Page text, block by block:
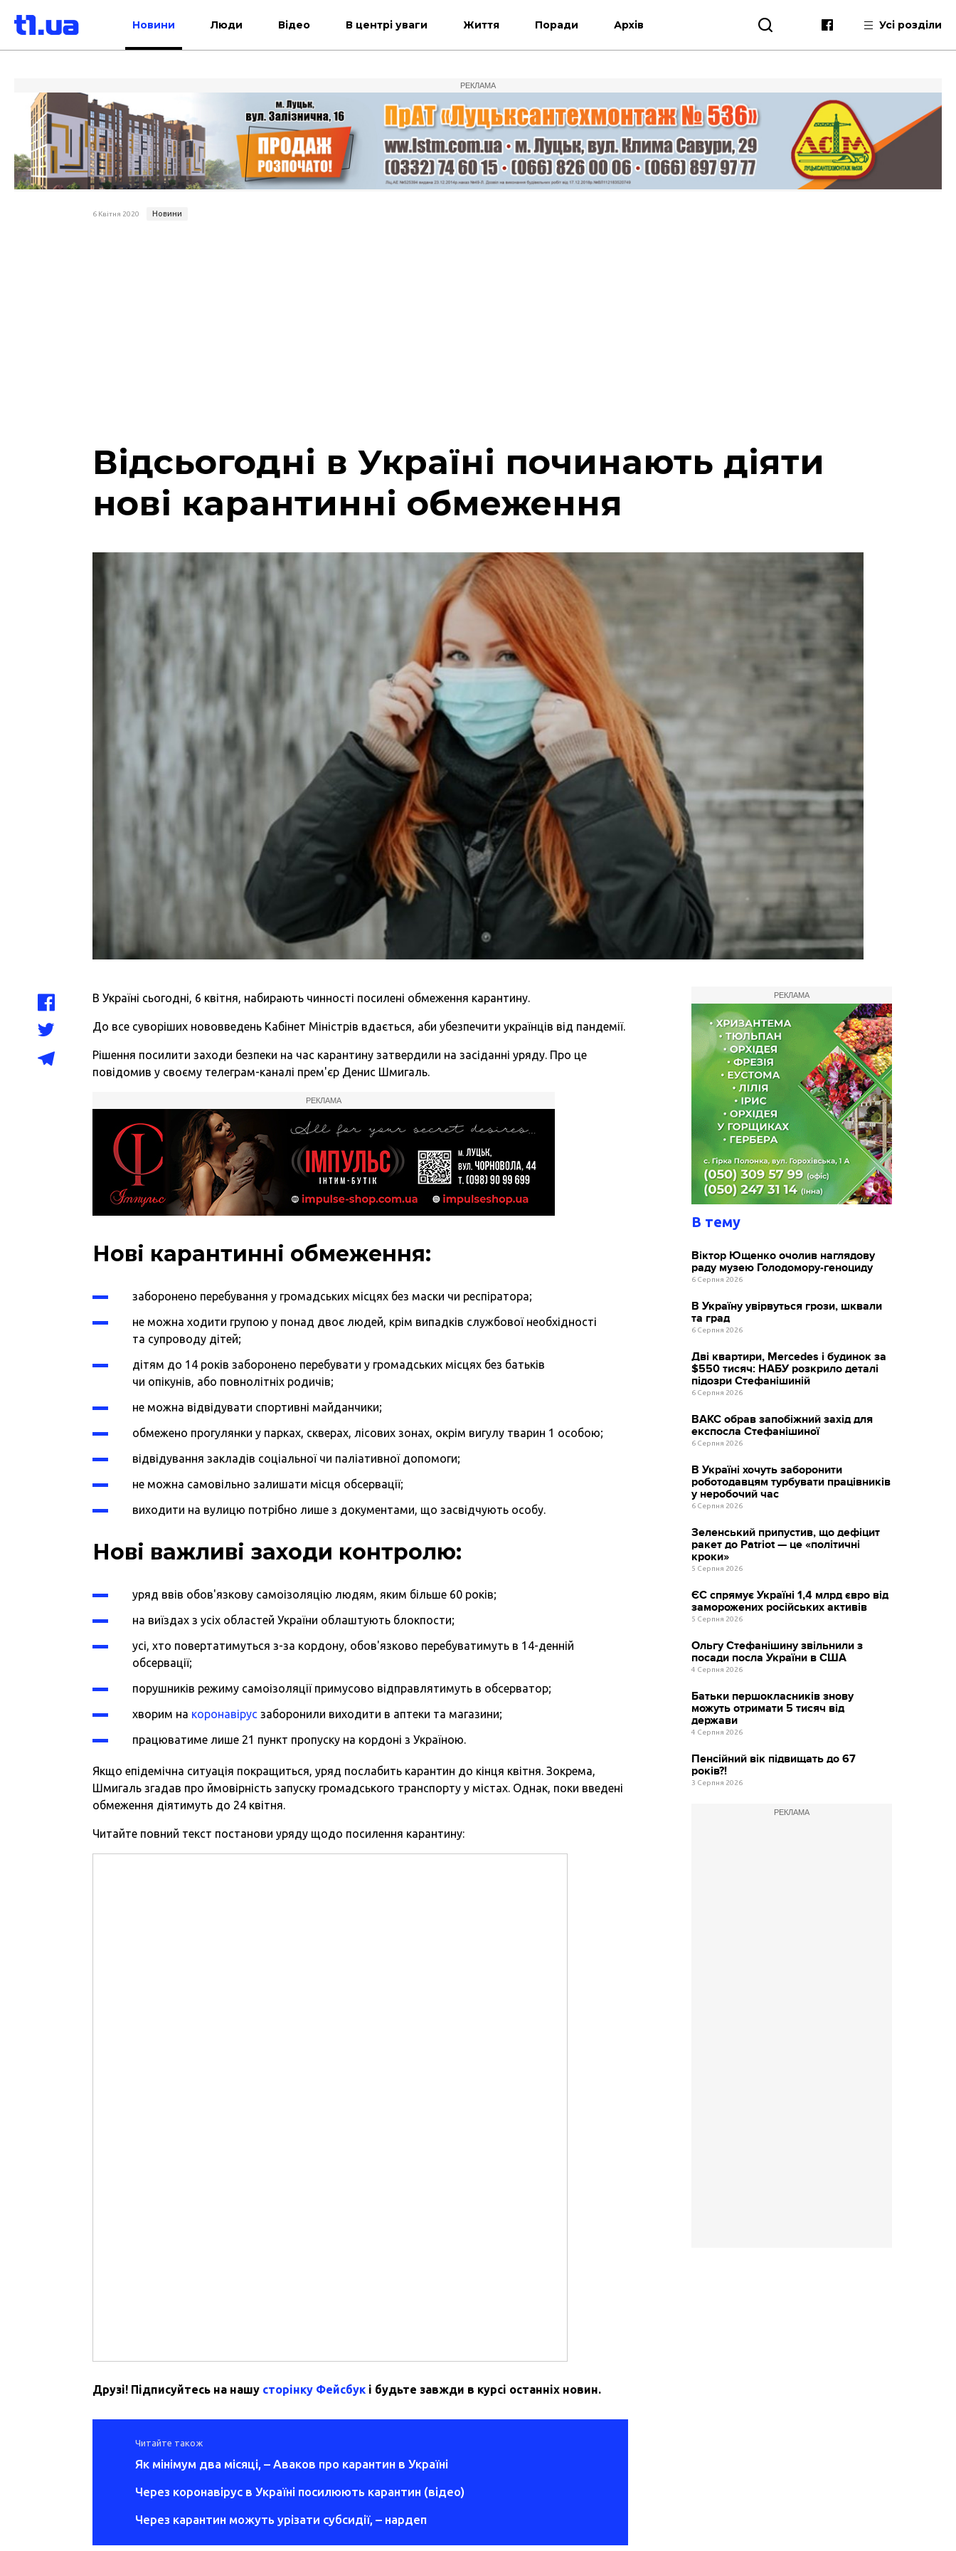
Новини Люди Відео В центрі уваги Життя Поради Архів Усі розділи
РЕКЛАМА
6 Квітня 2020 Новини
Відсьогодні в Україні починають діяти
нові карантинні обмеження
В Україні сьогодні, 6 квітня, набирають чинності посилені обмеження карантину.
До все суворіших нововведень Кабінет Міністрів вдається, аби убезпечити українців від пандемії.
Рішення посилити заходи безпеки на час карантину затвердили на засіданні уряду. Про це
повідомив у своєму телеграм-каналі прем'єр Денис Шмигаль.
РЕКЛАМА
Нові карантинні обмеження:
заборонено перебування у громадських місцях без маски чи респіратора;
не можна ходити групою у понад двоє людей, крім випадків службової необхідності
та супроводу дітей;
дітям до 14 років заборонено перебувати у громадських місцях без батьків
чи опікунів, або повнолітніх родичів;
не можна відвідувати спортивні майданчики;
обмежено прогулянки у парках, скверах, лісових зонах, окрім вигулу тварин 1 особою;
відвідування закладів соціальної чи паліативної допомоги;
не можна самовільно залишати місця обсервації;
виходити на вулицю потрібно лише з документами, що засвідчують особу.
Нові важливі заходи контролю:
уряд ввів обов'язкову самоізоляцію людям, яким більше 60 років;
на виїздах з усіх областей України облаштують блокпости;
усі, хто повертатимуться з-за кордону, обов'язково перебуватимуть в 14-денній
обсервації;
порушників режиму самоізоляції примусово відправлятимуть в обсерватор;
хворим на коронавірус заборонили виходити в аптеки та магазини;
працюватиме лише 21 пункт пропуску на кордоні з Україною.
Якщо епідемічна ситуація покращиться, уряд послабить карантин до кінця квітня. Зокрема,
Шмигаль згадав про ймовірність запуску громадського транспорту у містах. Однак, поки введені
обмеження діятимуть до 24 квітня.
Читайте повний текст постанови уряду щодо посилення карантину:
Друзі! Підписуйтесь на нашу сторінку Фейсбук і будьте завжди в курсі останніх новин.
Читайте також
Як мінімум два місяці, – Аваков про карантин в Україні
Через коронавірус в Україні посилюють карантин (відео)
Через карантин можуть урізати субсидії, – нардеп
РЕКЛАМА
В тему
Віктор Ющенко очолив наглядову
раду музею Голодомору-геноциду
6 Серпня 2026
В Україну увірвуться грози, шквали
та град
6 Серпня 2026
Дві квартири, Mercedes і будинок за
$550 тисяч: НАБУ розкрило деталі
підозри Стефанішиній
6 Серпня 2026
ВАКС обрав запобіжний захід для
експосла Стефанішиної
6 Серпня 2026
В Україні хочуть заборонити
роботодавцям турбувати працівників
у неробочий час
6 Серпня 2026
Зеленський припустив, що дефіцит
ракет до Patriot — це «політичні
кроки»
5 Серпня 2026
ЄС спрямує Україні 1,4 млрд євро від
заморожених російських активів
5 Серпня 2026
Ольгу Стефанішину звільнили з
посади посла України в США
4 Серпня 2026
Батьки першокласників знову
можуть отримати 5 тисяч від
держави
4 Серпня 2026
Пенсійний вік підвищать до 67
років?!
3 Серпня 2026
РЕКЛАМА